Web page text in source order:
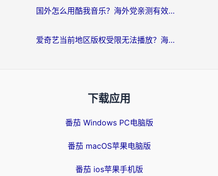
国外怎么用酷我音乐？海外党亲测有效的回国加速方案，附千千音乐中文歌收听指南
爱奇艺当前地区版权受限无法播放？海外党追剧看电影的终极解决方案来了
下载应用
番茄 Windows PC电脑版
番茄 macOS苹果电脑版
番茄 ios苹果手机版